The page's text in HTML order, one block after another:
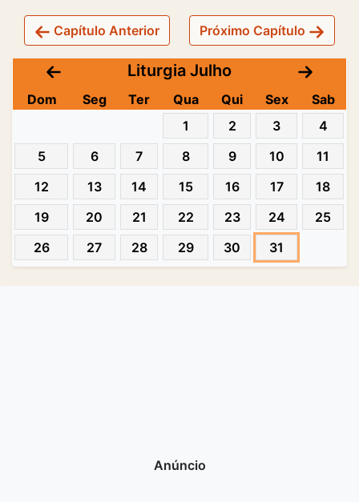
Capítulo Anterior Próximo Capítulo
Liturgia Julho
Dom Seg Ter Qua Qui Sex
Sab
1
2 3
4
5
6 7 8 9 10
11
12
13 14 15 16 17
18
19
20 21 22 23 24
25
26
27 28 29 30 31